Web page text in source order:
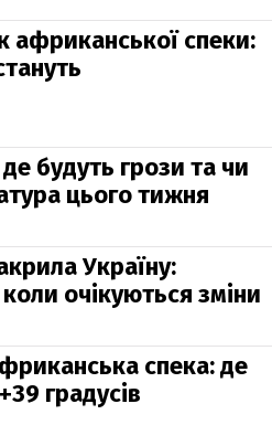
африканської спеки:
будуть грози та чи
цього тижня
Україну:
очікуються зміни
спека: де
градусів